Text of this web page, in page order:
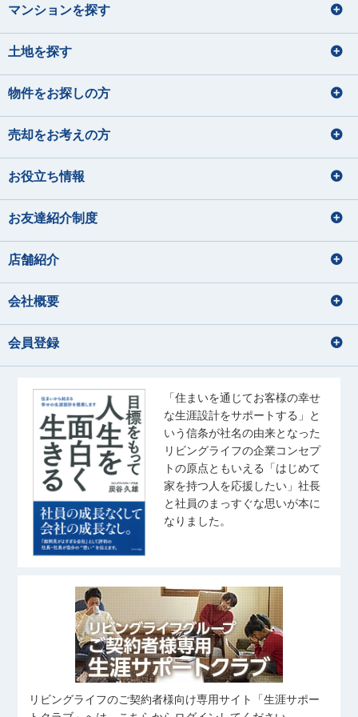
マンションを探す
土地を探す
物件をお探しの方
売却をお考えの方
お役立ち情報
お友達紹介制度
店舗紹介
会社概要
会員登録
「住まいを通じてお客様の幸せ
な生涯設計をサポートする」と
いう信条が社名の由来となった
リビングライフの企業コンセプ
トの原点ともいえる「はじめて
家を持つ人を応援したい」社長
と社員のまっすぐな思いが本に
なりました。
リビングライフのご契約者様向け専用サイト「生涯サポー